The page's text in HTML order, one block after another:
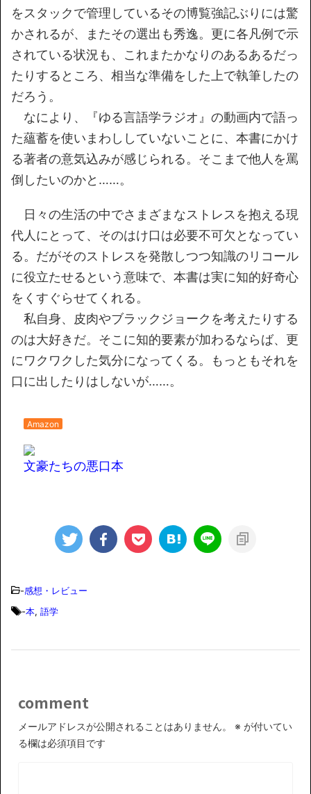
をスタックで管理しているその博覧強記ぶりには驚
かされるが、またその選出も秀逸。更に各凡例で示
されている状況も、これまたかなりのあるあるだっ
たりするところ、相当な準備をした上で執筆したの
だろう。
なにより、『ゆる言語学ラジオ』の動画内で語っ
た蘊蓄を使いまわししていないことに、本書にかけ
る著者の意気込みが感じられる。そこまで他人を罵
倒したいのかと……。
日々の生活の中でさまざまなストレスを抱える現
代人にとって、そのはけ口は必要不可欠となってい
る。だがそのストレスを発散しつつ知識のリコール
に役立たせるという意味で、本書は実に知的好奇心
をくすぐらせてくれる。
私自身、皮肉やブラックジョークを考えたりする
のは大好きだ。そこに知的要素が加わるならば、更
にワクワクした気分になってくる。もっともそれを
口に出したりはしないが……。
Amazon
文豪たちの悪口本
-感想・レビュー
-本, 語学
comment
メールアドレスが公開されることはありません。 ※ が付いてい
る欄は必須項目です